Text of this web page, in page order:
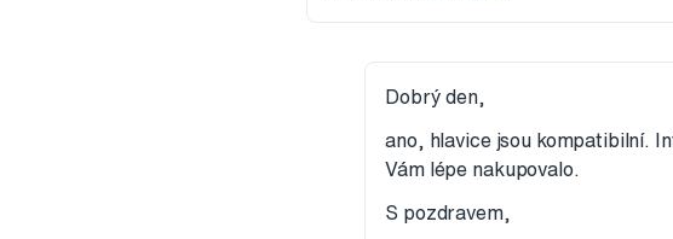
Dobrý den,
ano, hlavice jsou kompatibilní.
Vám lépe nakupovalo.
S pozdravem,